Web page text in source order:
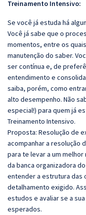
Treinamento Intensivo:
Se você já estuda há
Você já sabe que o
momentos, entre os
manutenção do saber.
ser contínua e, de
entendimento e
saiba, porém, como
alto desempenho. Não
especial!) para quem já
Treinamento Intensivo.
Proposta: Resolução de
acompanhar a resolução
para te levar a um
da banca organizadora
entender a estrutura das
detalhamento exigido.
estudos e avaliar se a
esperados.